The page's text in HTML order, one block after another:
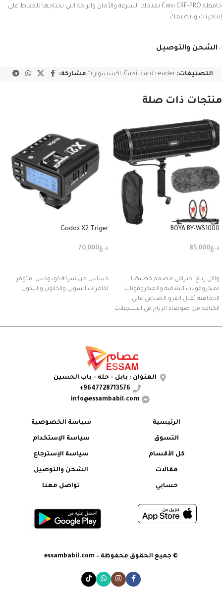
حافظة Caisi CRF-PRO تمنحك السرعة والأمان والراحة التي تحتاجها للحفاظ على
إنتاجيتك وتنظيمك.
الشحن والتوصيل
التصنيفات: Caisi, card reader
, اكسسواراتمشاركة:
منتجات ذات صلة
BOYA BY-WS1000
د.ع85,000
واقي رياح احترافي مصمم خصيصًا
لميكروفونات البندقية والميكروفونات
الاتجاهية يُقلل الفرو الصناعي عالي
الكثافة من ضوضاء الرياح في التسجيلات
Godox X2 Triger
د.ع70,000
حساس من شركة كودوكس متوفر
لكامرات السوني والكانون والنيكون
العنوان : بابل - حله - باب الحسين
9647728713576+
info@essambabil.com
الرئيسية
التسوق
كل الأقسام
مقالات
حسابي
سياسة الخصوصية
سياسة الإستخدام
سياسة الإسترجاع
الشحن والتوصيل
تواصل معنا
© جميع الحقوق محفوظة – essambabil.com